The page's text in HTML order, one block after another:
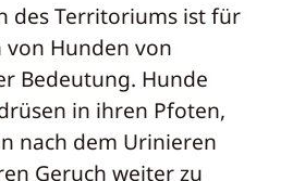
des Territoriums ist für
von Hunden von
Bedeutung. Hunde
in ihren Pfoten,
nach dem Urinieren
Geruch weiter zu